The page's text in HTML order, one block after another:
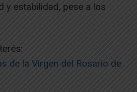
y estabilidad, pese a los
de la Virgen del Rosario de